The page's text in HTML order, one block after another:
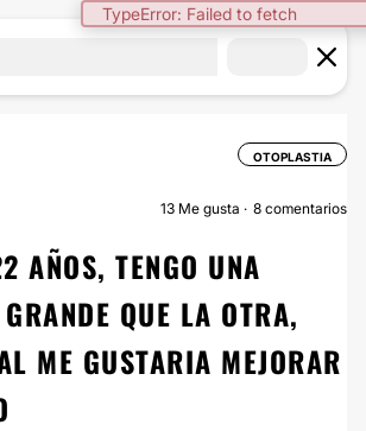
TypeError: Failed to fetch
OTOPLASTIA
13 Me gusta 8 comentarios
AÑOS, TENGO UNA
QUE LA OTRA,
ME GUSTARIA MEJORAR